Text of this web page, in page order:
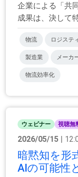
企業による「共
成果は、決して
物流 ロジステ
製造業 メーカ
物流効率化
ウェビナー 視聴無
2026/05/15 |
暗黙知を形
AIの可能性